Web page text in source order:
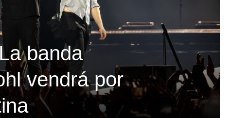
banda
vendrá por